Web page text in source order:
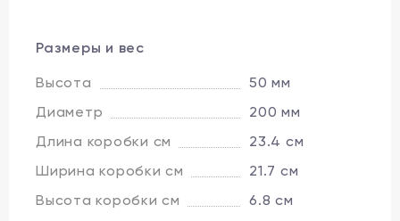
Размеры и вес
Высота
50 мм
Диаметр
200 мм
Длина коробки см
23.4 см
Ширина коробки см
21.7 см
Высота коробки см
6.8 см